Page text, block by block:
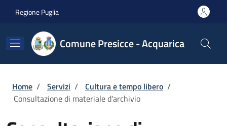
Regione Puglia
Comune Presicce - Acquarica
Briciole di pane
Home / Servizi / Cultura e tempo libero /
Consultazione di materiale d'archivio